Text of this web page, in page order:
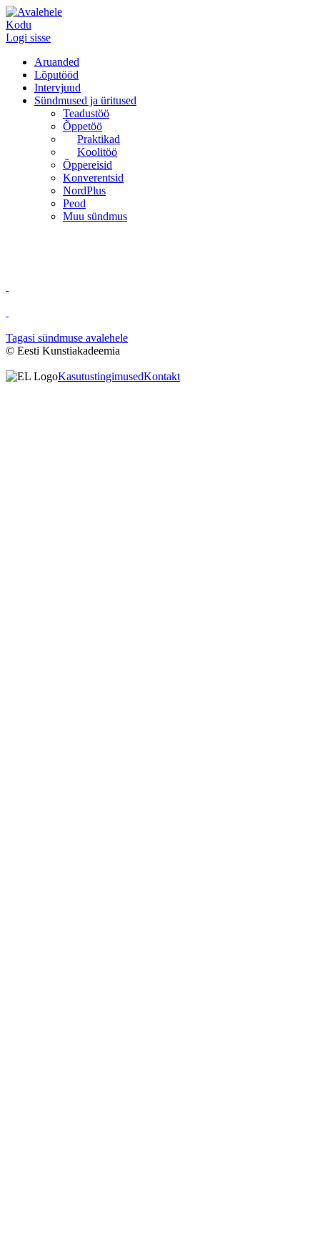
Kodu
Logi sisse
Aruanded
Lõputööd
Intervjuud
Sündmused ja üritused
Teadustöö
Õppetöö
Praktikad
Koolitöö
Õppereisid
Konverentsid
NordPlus
Peod
Muu sündmus
Tagasi sündmuse avalehele
© Eesti Kunstiakadeemia
KasutustingimusedKontakt